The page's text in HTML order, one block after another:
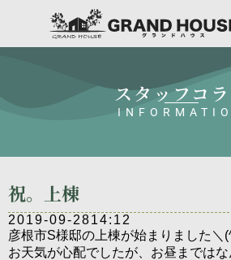
スタッフコ
祝。上棟
2019-09-2814:12
彦根市S様邸の上棟が始まりました＼
お天気が心配でしたが、お昼まではな